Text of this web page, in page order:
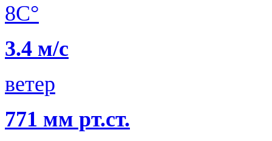
8C°
3.4 м/с
ветер
771 мм рт.ст.